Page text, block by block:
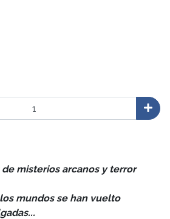
de misterios arcanos y terror
mundos se han vuelto